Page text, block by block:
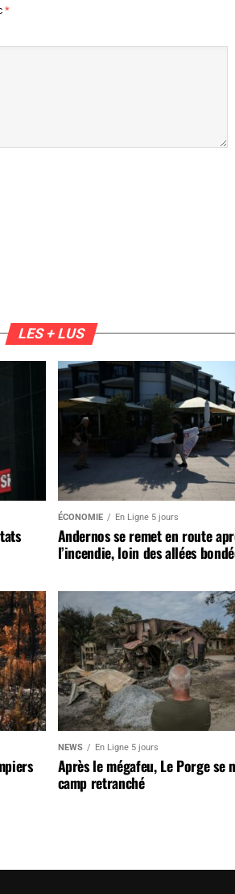
*
LES + LUS
ÉCONOMIE En Ligne 5 jours
Andernos se remet en route
l’incendie, loin des allées
NEWS En Ligne 5 jours
Après le mégafeu, Le Porge se
camp retranché